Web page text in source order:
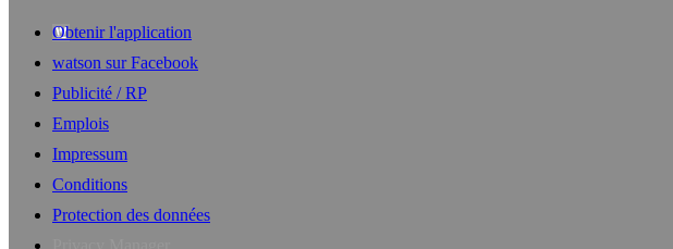
Obtenir l'application
watson sur Facebook
Publicité / RP
Emplois
Impressum
Conditions
Protection des données